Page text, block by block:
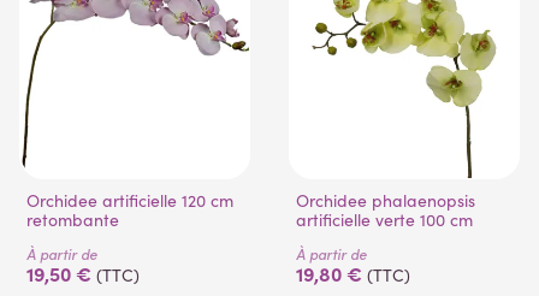
Orchidee artificielle 120 cm
retombante
À partir de
19,50 € (TTC)
Orchidee phalaenopsis
artificielle verte 100 cm
À partir de
19,80 € (TTC)